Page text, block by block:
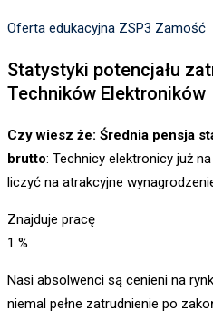
Oferta edukacyjna ZSP3 Zamość
Statystyki potencjału
Techników Elektroników
Czy wiesz że: Średnia pensja
brutto: Technicy elektronicy już
liczyć na atrakcyjne
Znajduje pracę
1 %
Nasi absolwenci są cenieni na
niemal pełne zatrudnienie po